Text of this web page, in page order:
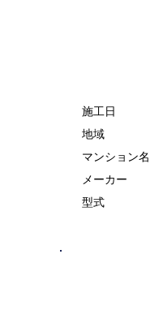
施工日
地域
型式
メーカー
マンション名